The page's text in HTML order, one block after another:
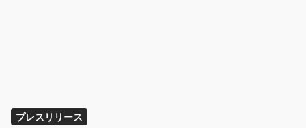
プレスリリース